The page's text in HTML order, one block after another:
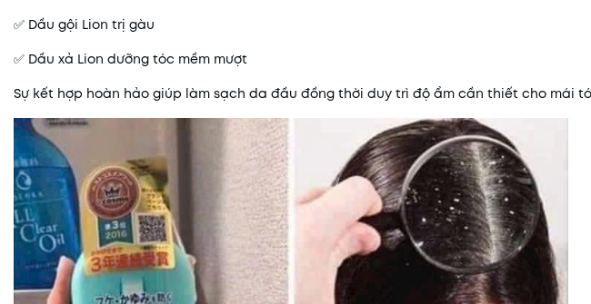
Mã khuyến mãi:
Điều kiện:
✅ Dầu gội Lion trị gàu
✅ Dầu xả Lion dưỡng tóc mềm mượt
Sự kết hợp hoàn hảo giúp làm sạch da đầu đồng thời duy trì độ ẩm cần thiết cho mái